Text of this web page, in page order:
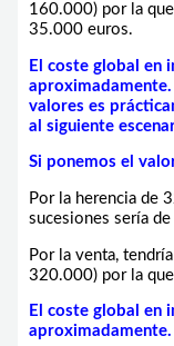
160.000) por la que
35.000 euros.
El coste global en
valores es
al siguiente
Si ponemos el
Por la herencia de
sucesiones sería
Por la venta,
320.000) por la que
El coste global en
aproximadamente.